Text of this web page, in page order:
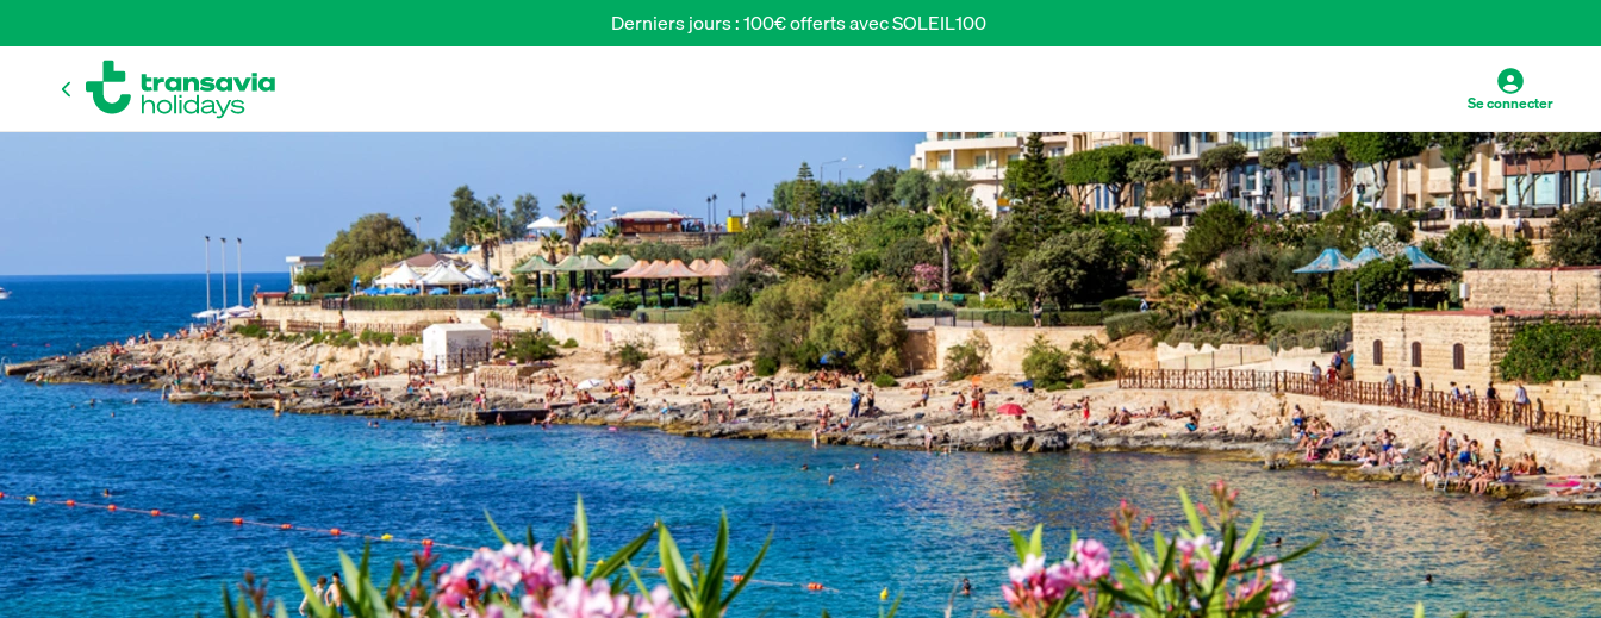
Derniers jours : 100€ offerts avec SOLEIL100
Se connecter